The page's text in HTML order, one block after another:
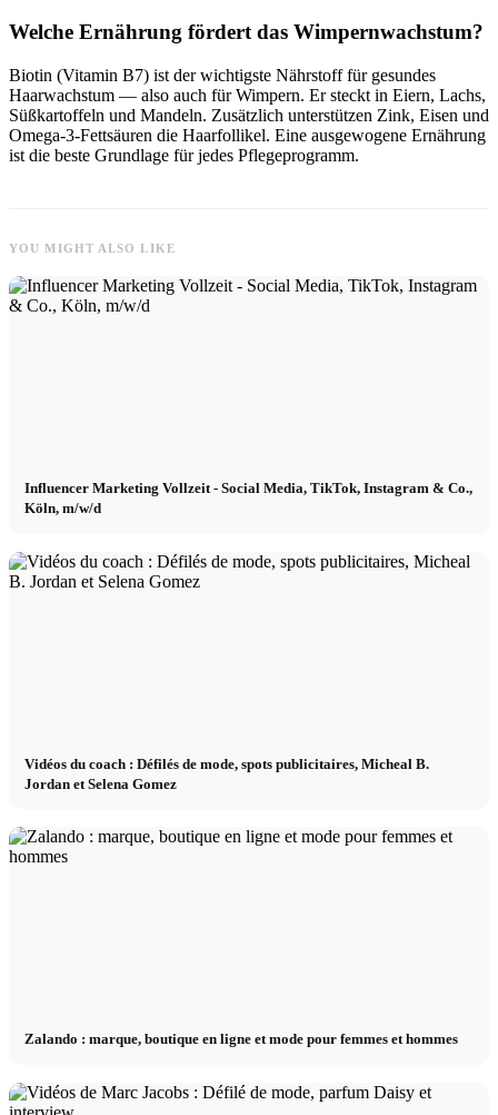
Welche Ernährung fördert das Wimpernwachstum?
Biotin (Vitamin B7) ist der wichtigste Nährstoff für gesundes
Haarwachstum — also auch für Wimpern. Er steckt in Eiern, Lachs,
Süßkartoffeln und Mandeln. Zusätzlich unterstützen Zink, Eisen und
Omega-3-Fettsäuren die Haarfollikel. Eine ausgewogene Ernährung
ist die beste Grundlage für jedes Pflegeprogramm.
YOU MIGHT ALSO LIKE
Influencer Marketing Vollzeit - Social Media, TikTok, Instagram & Co.,
Köln, m/w/d
Vidéos du coach : Défilés de mode, spots publicitaires, Micheal B.
Jordan et Selena Gomez
Zalando : marque, boutique en ligne et mode pour femmes et hommes